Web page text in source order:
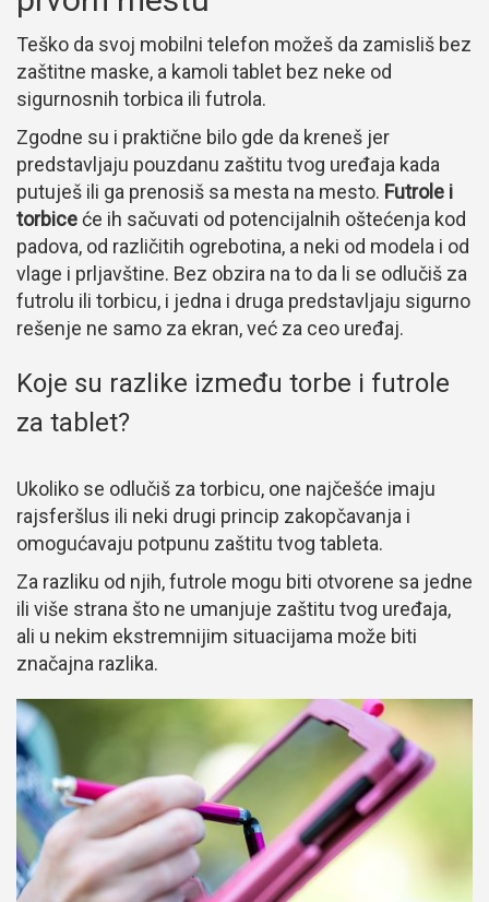
Teško da svoj mobilni telefon možeš da zamisliš bez
zaštitne maske, a kamoli tablet bez neke od
sigurnosnih torbica ili futrola.
Zgodne su i praktične bilo gde da kreneš jer
predstavljaju pouzdanu zaštitu tvog uređaja kada
putuješ ili ga prenosiš sa mesta na mesto. Futrole i
torbiceće ih sačuvati od potencijalnih oštećenja kod
padova, od različitih ogrebotina, a neki od modela i od
vlage i prljavštine. Bez obzira na to da li se odlučiš za
futrolu ili torbicu, i jedna i druga predstavljaju sigurno
rešenje ne samo za ekran, već za ceo uređaj.
Koje su razlike između torbe i futrole
za tablet?
Ukoliko se odlučiš za torbicu, one najčešće imaju
rajsferšlus ili neki drugi princip zakopčavanja i
omogućavaju potpunu zaštitu tvog tableta.
Za razliku od njih, futrole mogu biti otvorene sa jedne
ili više strana što ne umanjuje zaštitu tvog uređaja,
ali u nekim ekstremnijim situacijama može biti
značajna razlika.